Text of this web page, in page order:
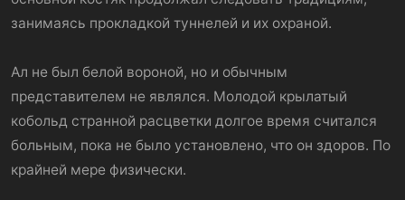
занимаясь прокладкой туннелей и их охраной.
Ал не был белой вороной, но и обычным
представителем не являлся. Молодой крылатый
кобольд странной расцветки долгое время считался
больным, пока не было установлено, что он здоров. По
крайней мере физически.